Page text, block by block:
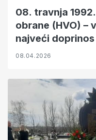
08. travnja
obrane (HVO) –
najveći
BiH
08.04.2026